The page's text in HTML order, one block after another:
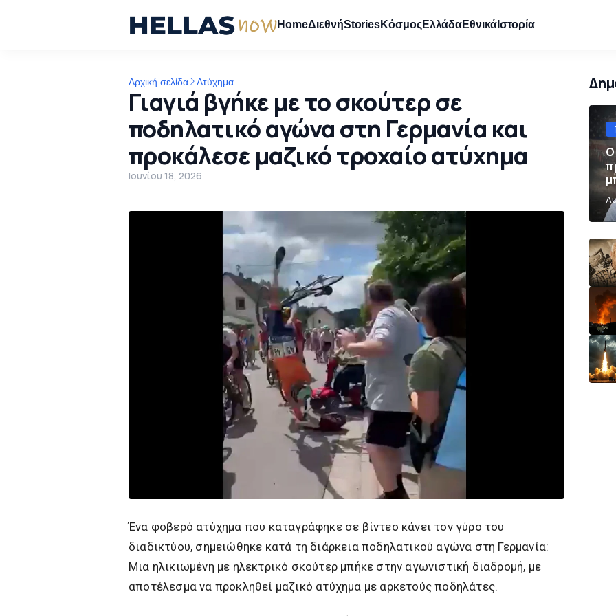
HomeΔιεθνήStoriesΚόσμοςΕλλάδαΕθνικάΙστορία
Αρχική σελίδα Ατύχημα
Γιαγιά βγήκε με το σκούτερ σε
ποδηλατικό αγώνα στη Γερμανία και
προκάλεσε μαζικό τροχαίο ατύχημα
Ιουνίου 18, 2026
Ένα φοβερό ατύχημα που καταγράφηκε σε βίντεο κάνει τον γύρο του
διαδικτύου, σημειώθηκε κατά τη διάρκεια ποδηλατικού αγώνα στη Γερμανία:
Μια ηλικιωμένη με ηλεκτρικό σκούτερ μπήκε στην αγωνιστική διαδρομή, με
αποτέλεσμα να προκληθεί μαζικό ατύχημα με αρκετούς ποδηλάτες.
Ο